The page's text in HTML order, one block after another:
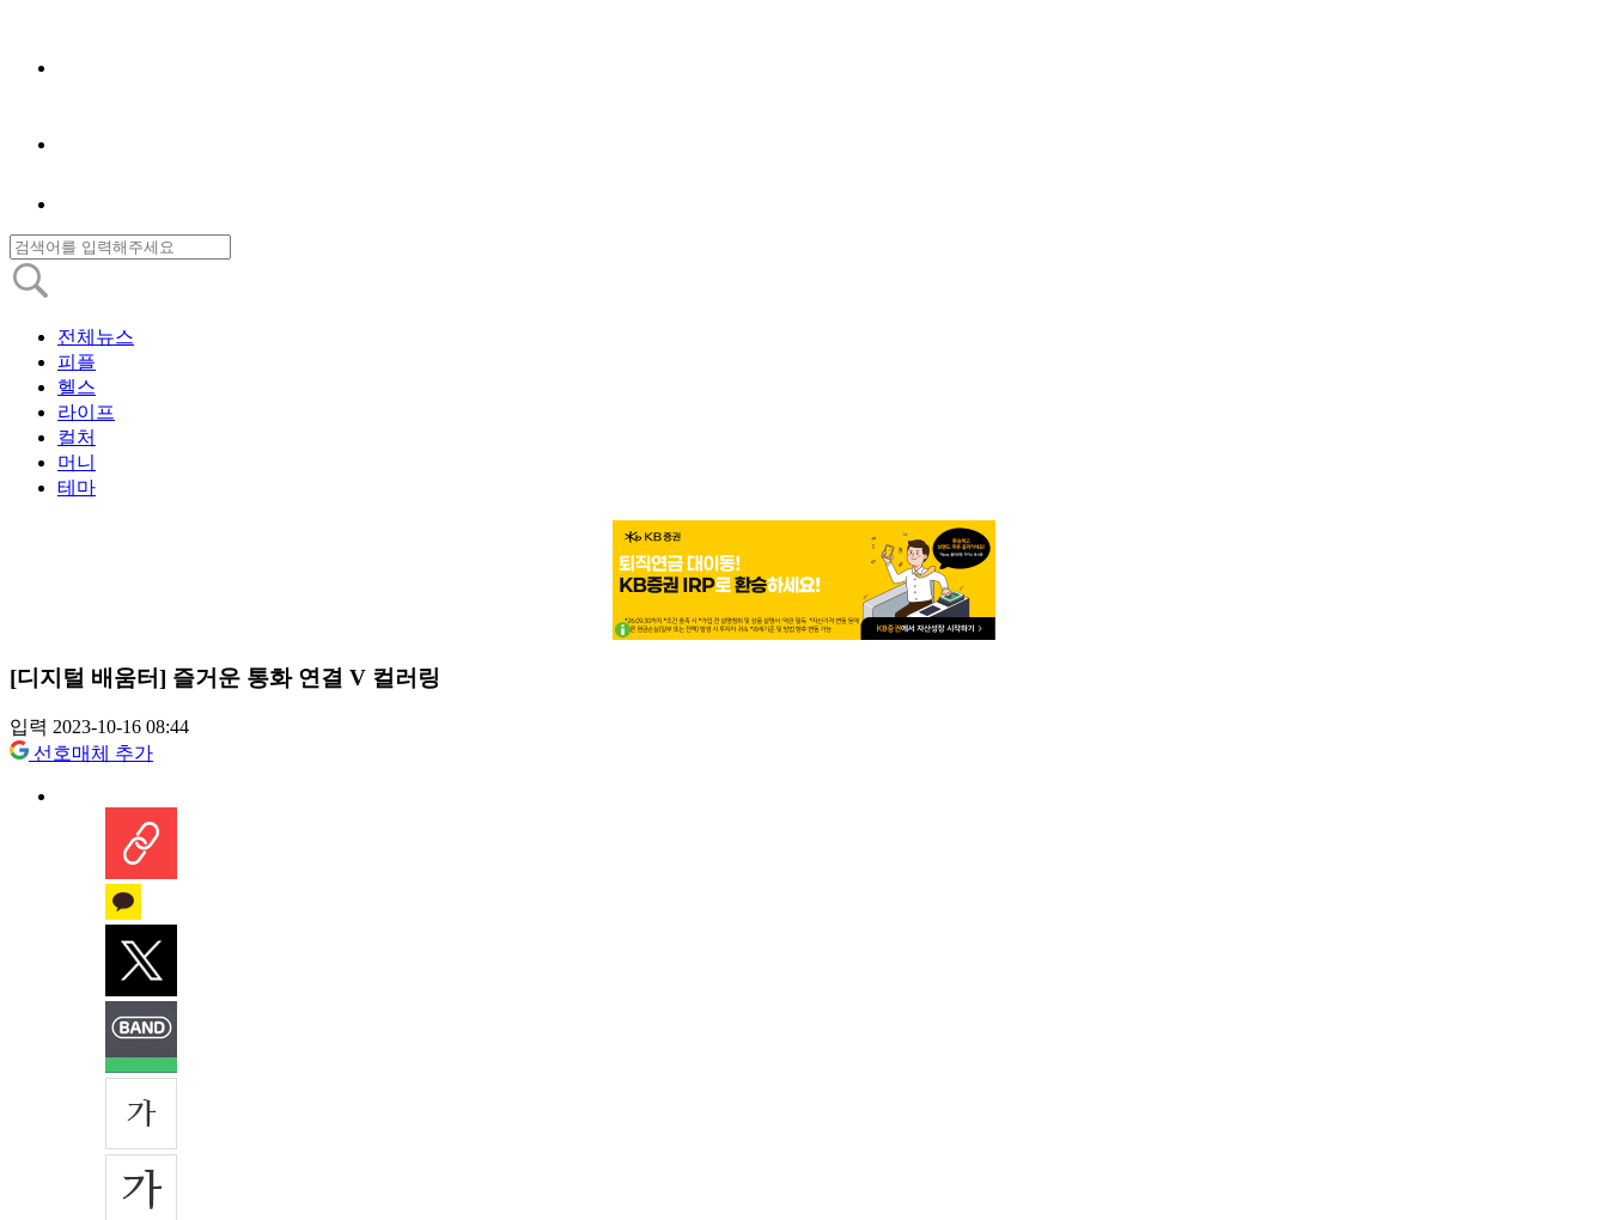
전체뉴스
피플
헬스
라이프
컬처
머니
테마
[디지털 배움터] 즐거운 통화 연결 V 컬러링
입력 2023-10-16 08:44
선호매체 추가